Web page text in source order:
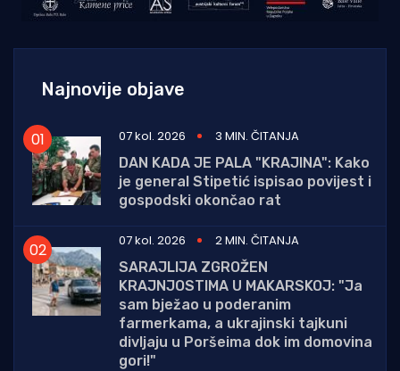
Najnovije objave
07 kol. 2026
3 MIN. ČITANJA
DAN KADA JE PALA "KRAJINA": Kako
je general Stipetić ispisao povijest i
gospodski okončao rat
07 kol. 2026
2 MIN. ČITANJA
SARAJLIJA ZGROŽEN
KRAJNJOSTIMA U MAKARSKOJ: "Ja
sam bježao u poderanim
farmerkama, a ukrajinski tajkuni
divljaju u Poršeima dok im domovina
gori!"